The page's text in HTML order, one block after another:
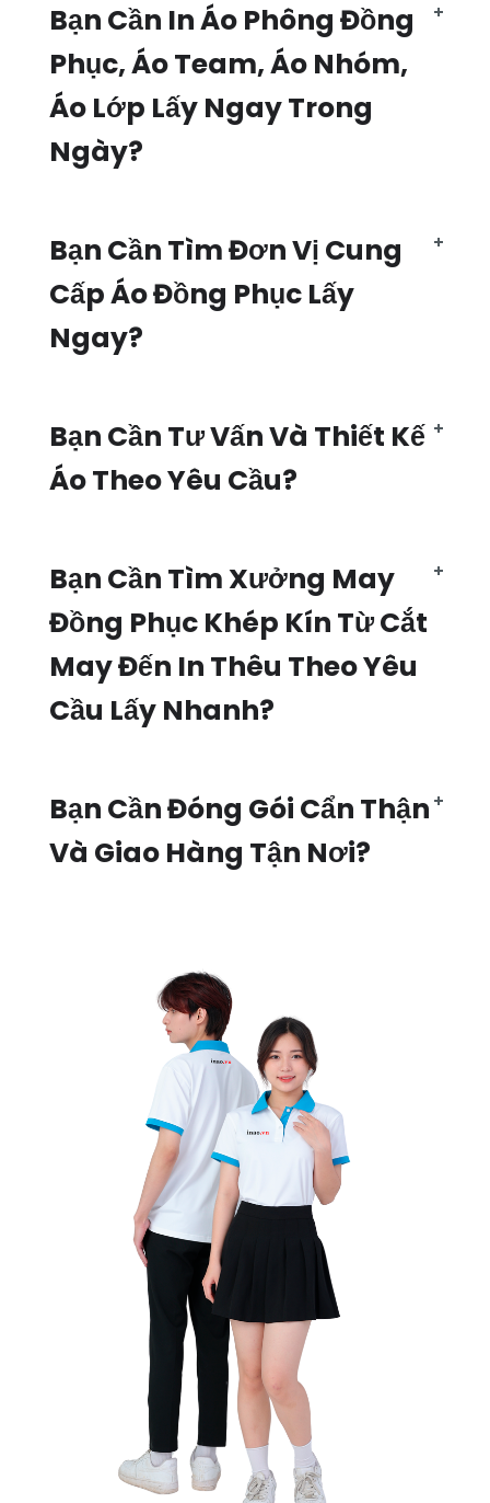
Bạn Cần In Áo Phông Đồng
Phục, Áo Team, Áo Nhóm,
Áo Lớp Lấy Ngay Trong
Ngày?
Bạn Cần Tìm Đơn Vị Cung
Cấp Áo Đồng Phục Lấy
Ngay?
Bạn Cần Tư Vấn Và Thiết Kế
Áo Theo Yêu Cầu?
Bạn Cần Tìm Xưởng May
Đồng Phục Khép Kín Từ Cắt
May Đến In Thêu Theo Yêu
Cầu Lấy Nhanh?
Bạn Cần Đóng Gói Cẩn Thận
Và Giao Hàng Tận Nơi?